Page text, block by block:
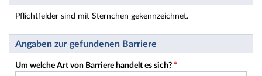
Pflichtfelder sind mit Sternchen gekennzeichnet.
Dieses Formular enthält Pflichtfelder.
Angaben zur gefundenen Barriere
Um welche Art von Barriere handelt es sich? *